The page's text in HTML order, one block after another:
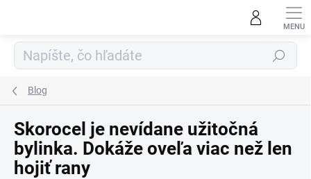
Hľadať
Blog
Skorocel je nevídane užitočná
bylinka. Dokáže oveľa viac než len
hojiť rany